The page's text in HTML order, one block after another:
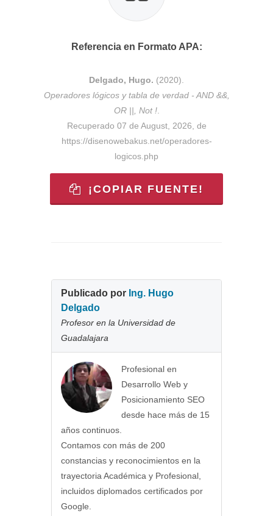
Referencia en Formato APA:
Delgado, Hugo. (2020).
Operadores lógicos y tabla de verdad - AND &&,
OR ||, Not !.
Recuperado 07 de August, 2026, de
https://disenowebakus.net/operadores-
logicos.php
¡COPIAR FUENTE!
Publicado por Ing. Hugo
Delgado
Profesor en la Universidad de
Guadalajara
Profesional en
Desarrollo Web y
Posicionamiento SEO
desde hace más de 15
años continuos.
Contamos con más de 200
constancias y reconocimientos en la
trayectoria Académica y Profesional,
incluidos diplomados certificados por
Google.